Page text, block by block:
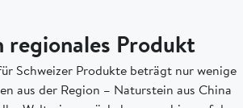
regionales Produkt
Schweizer Produkte beträgt nur wenige
aus der Region – Naturstein aus China